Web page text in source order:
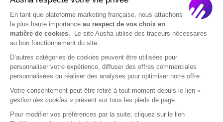
Partenaires
Questions fréquentes
En tant que plateforme marketing française, nous attachons
la plus haute importance au respect de vos choix en
matière de cookies.
Le site Ausha utilise des traceurs nécessaires
au bon fonctionnement du site.
D’autres catégories de cookies peuvent être utilisées pour
personnaliser votre expérience, diffuser des offres commerciales
personnalisées ou réaliser des analyses pour optimiser notre offre.
Votre consentement peut être retiré à tout moment depuis le lien «
gestion des cookies » présent sur tous les pieds de page.
Pour modifier vos préférences par la suite, cliquez sur le lien